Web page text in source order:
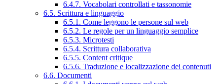
6.4.7. Vocabolari controllati e tassonomie
6.5. Scrittura e linguaggio
6.5.1. Come leggono le persone sul web
6.5.2. Le regole per un linguaggio semplice
6.5.3. Microtesti
6.5.4. Scrittura collaborativa
6.5.5. Content critique
6.5.6. Traduzione e localizzazione dei contenuti
6.6. Documenti